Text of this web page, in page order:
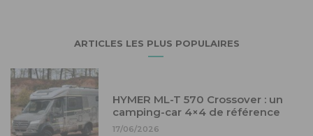
ARTICLES LES PLUS POPULAIRES
HYMER ML-T 570 Crossover : un
camping-car 4×4 de référence
17/06/2026